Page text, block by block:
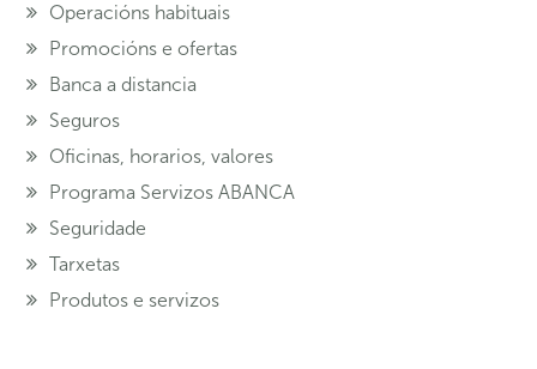
Operacións habituais
Promocións e ofertas
Banca a distancia
Seguros
Oficinas, horarios, valores
Programa Servizos ABANCA
Seguridade
Tarxetas
Produtos e servizos